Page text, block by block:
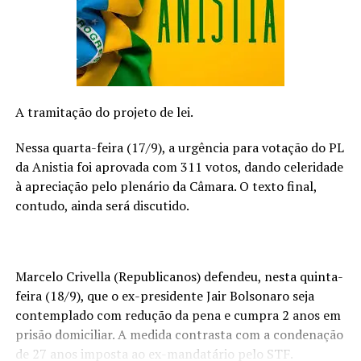
“Um dos meus maiores desafios foi acreditar neste
projeto e naquilo que Deus me deu. Hoje, o que eu almejo
para o futuro é cumprir a missão que Deus enviou para
vidas e expandir o Reino de Deus”, finaliza Valéria Soares
últimos singles.
FAÇA O PRE-SAVE:https://onerpm.link/592660870128
TÓPICOS RELACIONADOS VALÉRIA SOARES
A SEGUIR
Céu Aberto lança clipe de “Frágil Interior”
NÃO PERCA
A tramitação do projeto de lei.
Nessa quarta-feira (17/9), a urgência para votação do PL
da Anistia foi aprovada com 311 votos, dando celeridade
à apreciação pelo plenário da Câmara. O texto final,
contudo, ainda será discutido.
Marcelo Crivella (Republicanos) defendeu, nesta quinta-
feira (18/9), que o ex-presidente Jair Bolsonaro seja
contemplado com redução da pena e cumpra 2 anos em
prisão domiciliar. A medida contrasta com a condenação
de 27 anos imposta ao ex-mandatário pelo STF.